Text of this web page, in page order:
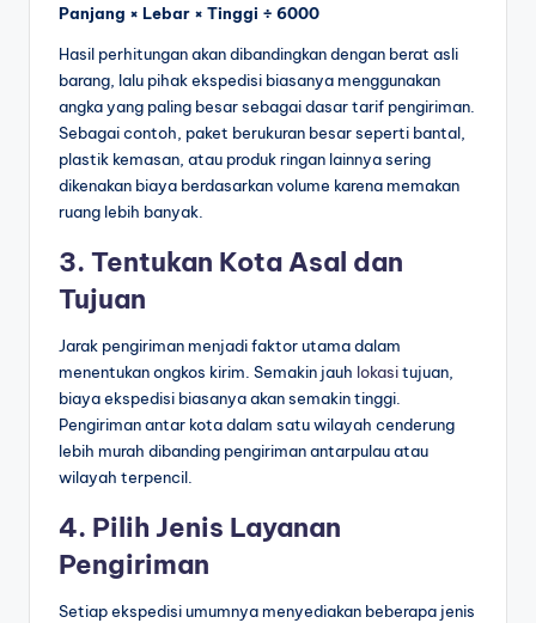
Panjang × Lebar × Tinggi ÷ 6000
Hasil perhitungan akan dibandingkan dengan berat asli
barang, lalu pihak ekspedisi biasanya menggunakan
angka yang paling besar sebagai dasar tarif pengiriman.
Sebagai contoh, paket berukuran besar seperti bantal,
plastik kemasan, atau produk ringan lainnya sering
dikenakan biaya berdasarkan volume karena memakan
ruang lebih banyak.
3. Tentukan Kota Asal dan
Tujuan
Jarak pengiriman menjadi faktor utama dalam
menentukan ongkos kirim. Semakin jauh lokasitujuan,
biaya ekspedisi biasanya akan semakin tinggi.
Pengiriman antar kota dalam satu wilayah cenderung
lebih murah dibanding pengiriman antarpulau atau
wilayah terpencil.
4. Pilih Jenis Layanan
Pengiriman
Setiap ekspedisi umumnya menyediakan beberapa jenis